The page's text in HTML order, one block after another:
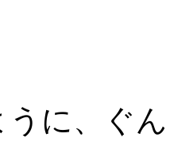
うに、ぐ